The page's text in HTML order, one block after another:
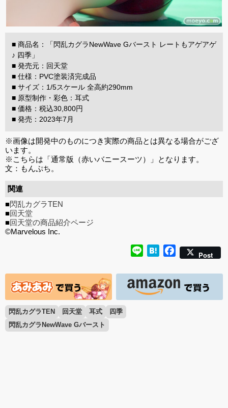
■ 商品名：「閃乱カグラNewWave Gバースト レートもアゲアゲ
♪ 四季」
■ 発売元：回天堂
■ 仕様：PVC塗装済完成品
■ サイズ：1/5スケール 全高約290mm
■ 原型制作・彩色：耳式
■ 価格：税込30,800円
■ 発売：2023年7月
※画像は開発中のものにつき実際の商品とは異なる場合がござ
います。
※こちらは「通常版（赤いバニースーツ）」となります。
文：もんぷち。
関連
■閃乱カグラTEN
■回天堂
■回天堂の商品紹介ページ
©Marvelous Inc.
Line HatenaFacebook
Post
閃乱カグラTEN 回天堂 耳式
四季
閃乱カグラNewWave Gバースト